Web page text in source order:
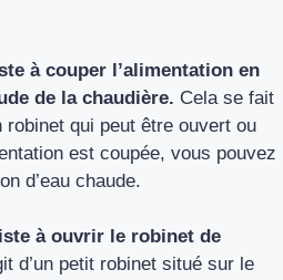
à couper l’alimentation en
de la chaudière. Cela se fait
robinet qui peut être ouvert ou
est coupée, vous pouvez
d’eau chaude.
à ouvrir le robinet de
d’un petit robinet situé sur le